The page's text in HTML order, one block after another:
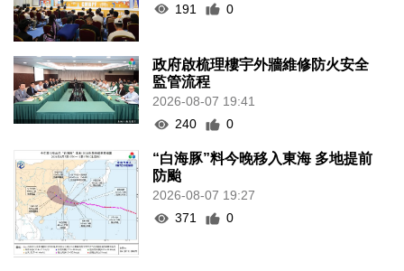
191 0
政府啟梳理樓宇外牆維修防火安全
監管流程
2026-08-07 19:41
240
0
“白海豚”料今晚移入東海 多地提前
防颱
2026-08-07 19:27
371
0